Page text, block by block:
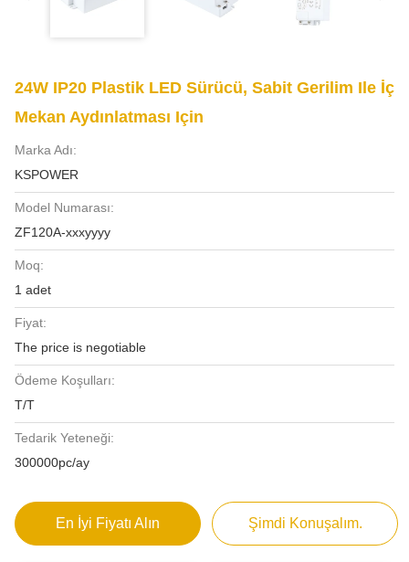
24W IP20 Plastik LED Sürücü, Sabit Gerilim Ile İç
Mekan Aydınlatması Için
Marka Adı:
KSPOWER
Model Numarası:
ZF120A-xxxyyyy
Moq:
1 adet
Fiyat:
The price is negotiable
Ödeme Koşulları:
T/T
Tedarik Yeteneği:
300000pc/ay
En İyi Fiyatı Alın Şimdi Konuşalım.